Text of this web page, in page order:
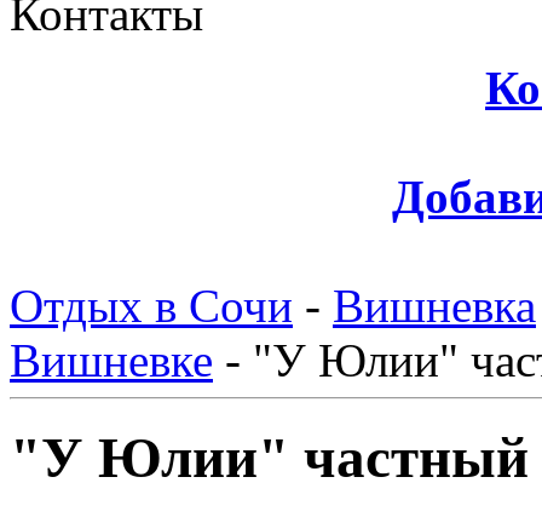
Контакты
Отдых в Сочи - Вишневка
Вишневке - "У Юлии"
"У Юлии" частный